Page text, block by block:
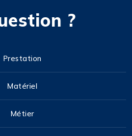
?
Prestation
Matériel
Métier